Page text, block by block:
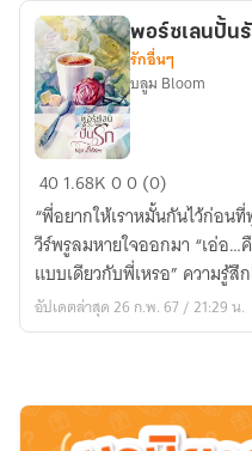
พอร์ซ
เลน
ปั้น
รัก
พอร์ซเลนปั้น
รักอื่นๆ
บลูม Bloom
401.68K00 (0)
“พี่อยากให้เราหมั้นกันไว้ก่อน
วีร์พรูลมหายใจออกมา “เอ่อ
แบบเดียวกับพี่เหรอ” ความรู้สึ
อัปเดตล่าสุด 26 ก.พ. 67 / 21:29 น.